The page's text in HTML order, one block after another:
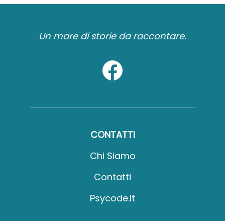
Un mare di storie da raccontare.
CONTATTI
Chi Siamo
Contatti
Psycode.it